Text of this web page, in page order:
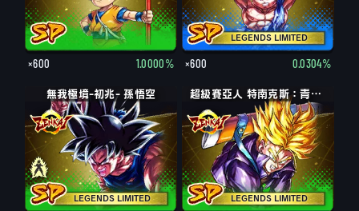
×600 1.0000%
LEGENDS LIMITED
×600 0.0304%
LEGENDS LIMITED
無我極境-初兆- 孫悟空
LEGENDS LIMITED
超級賽亞人 特南克斯：青年期